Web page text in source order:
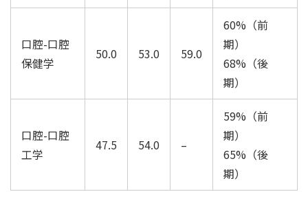
口腔-口腔
保健学
50.0 53.0 59.0
60%（前
期）
68%（後
期）
口腔-口腔
工学
47.5 54.0 –
59%（前
期）
65%（後
期）